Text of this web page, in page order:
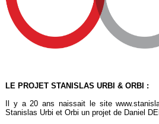
LE PROJET STANISLAS URBI & ORBI :
Il y a 20 ans naissait le site
Stanislas Urbi et Orbi un projet de Daniel